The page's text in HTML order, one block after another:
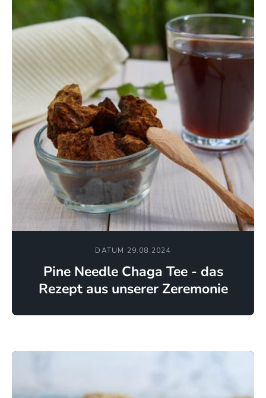
DATUM 29.08.2024
Pine Needle Chaga Tee - das
Rezept aus unserer Zeremonie